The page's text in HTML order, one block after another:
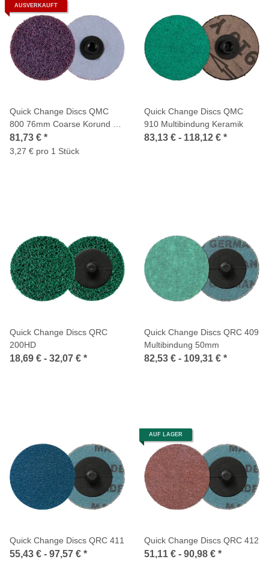
AUSVERKAUFT
Quick Change Discs QMC
800 76mm Coarse Korund 25
Stück
81,73 € *
3,27 € pro 1 Stück
Quick Change Discs QMC
910 Multibindung Keramik
83,13 € - 118,12 € *
Quick Change Discs QRC
200HD
18,69 € - 32,07 € *
Quick Change Discs QRC 409
Multibindung 50mm
82,53 € - 109,31 € *
Quick Change Discs QRC 411
55,43 € - 97,57 € *
AUF LAGER
Quick Change Discs QRC 412
51,11 € - 90,98 € *